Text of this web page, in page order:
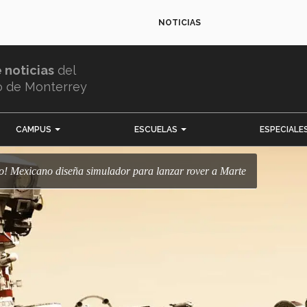
NOTICIAS
noticias del
de Monterrey
CAMPUS ESCUELAS
Mexicano diseña simulador para lanzar rover a Marte